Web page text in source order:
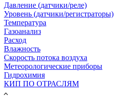
Давление (датчики/реле)
Уровень (датчики/регистраторы)
Температура
Газоанализ
Расход
Влажность
Скорость потока воздуха
Метеорологические приборы
Гидрохимия
КИП ПО ОТРАСЛЯМ